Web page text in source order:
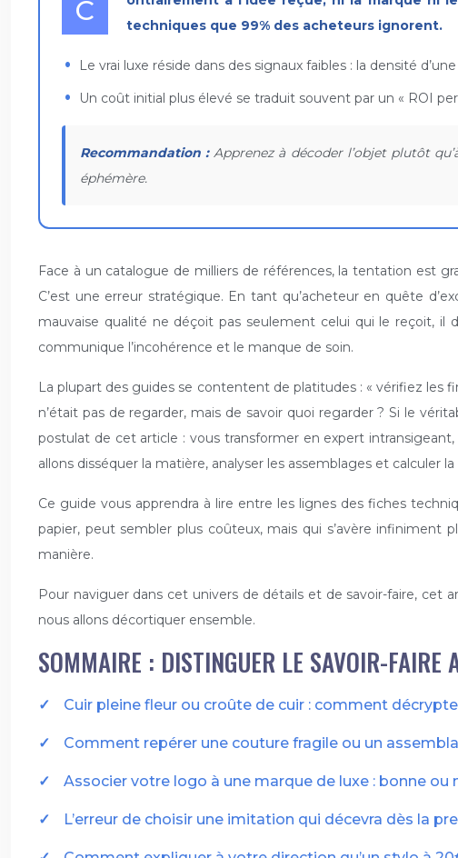
Contrairement à l’idée reçue, ni la marque ni le prix ne sont des indicateurs fiables de qualité. La véritable excellence se niche dans des détails techniques que 99% des acheteurs ignorent.
Le vrai luxe réside dans des signaux faibles : la densité
Un coût initial plus élevé se traduit souvent par un « ROI
Recommandation :Apprenez à décoder l’objet plutôt
éphémère.
Face à un catalogue de milliers de références, la tentation est
C’est une erreur stratégique. En tant qu’acheteur en quête
mauvaise qualité ne déçoit pas seulement celui qui le reçoit, il
communique l’incohérence et le manque de soin.
La plupart des guides se contentent de platitudes : « vérifiez les
n’était pas de regarder, mais de savoir quoi regarder ? Si le
postulat de cet article : vous transformer en expert intransigeant,
allons disséquer la matière, analyser les assemblages et calculer
Ce guide vous apprendra à lire entre les lignes des fiches
papier, peut sembler plus coûteux, mais qui s’avère infiniment
manière.
Pour naviguer dans cet univers de détails et de savoir-faire, cet
nous allons décortiquer ensemble.
SOMMAIRE : DISTINGUER LE SAVOIR-FAIRE
Cuir pleine fleur ou croûte de cuir : comment
Comment repérer une couture fragile ou un
Associer votre logo à une marque de luxe : bonne
L’erreur de choisir une imitation qui décevra dès la